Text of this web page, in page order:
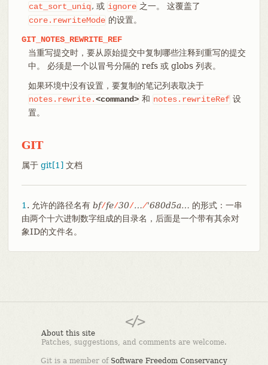
cat_sort_uniq, 或 ignore 之一。 这覆盖了
core.rewriteMode 的设置。
GIT_NOTES_REWRITE_REF
当重写提交时，要从原始提交中复制哪些注释到重写的提交
中。 必须是一个以冒号分隔的 refs 或 globs 列表。
如果环境中没有设置，要复制的笔记列表取决于
notes.rewrite.<command> 和 notes.rewriteRef 设
置。
GIT
属于 git[1] 文档
1 . 允许的路径名有 bf/fe/30/…​/'680d5a…​ 的形式：一串
由两个十六进制数字组成的目录名，后面是一个带有其余对
象ID的文件名。
About this site
Patches, suggestions, and comments are welcome.
Git is a member of Software Freedom Conservancy